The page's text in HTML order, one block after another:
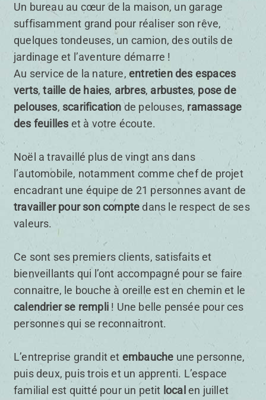
Un bureau au cœur de la maison, un garage
suffisamment grand pour réaliser son rêve,
quelques tondeuses, un camion, des outils de
jardinage et l’aventure démarre !
Au service de la nature, entretien des espaces
verts,taille de haies, arbres, arbustes, pose de
pelouses, scarification de pelouses, ramassage
des feuilles et à votre écoute.
Noël a travaillé plus de vingt ans dans
l’automobile, notamment comme chef de projet
encadrant une équipe de 21 personnes avant de
travailler pour son comptedans le respect de ses
valeurs.
Ce sont ses premiers clients, satisfaits et
bienveillants qui l’ont accompagné pour se faire
connaitre, le bouche à oreille est en chemin et le
calendrier se rempli ! Une belle pensée pour ces
personnes qui se reconnaitront.
L’entreprise grandit et embauche une personne,
puis deux, puis trois et un apprenti. L’espace
familial est quitté pour un petit localen juillet